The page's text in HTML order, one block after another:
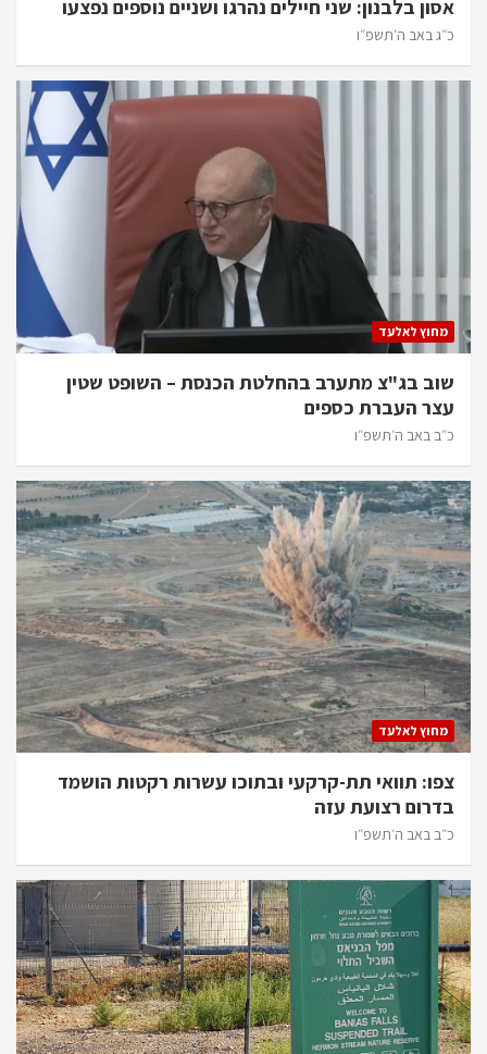
אסון בלבנון: שני חיילים נהרגו ושניים נוספים נפצעו
כ״ג באב ה׳תשפ״ו
מחוץ לאלעד
שוב בג"צ מתערב בהחלטת הכנסת – השופט שטין
עצר העברת כספים
כ״ב באב ה׳תשפ״ו
מחוץ לאלעד
צפו: תוואי תת-קרקעי ובתוכו עשרות רקטות הושמד
בדרום רצועת עזה
כ״ב באב ה׳תשפ״ו